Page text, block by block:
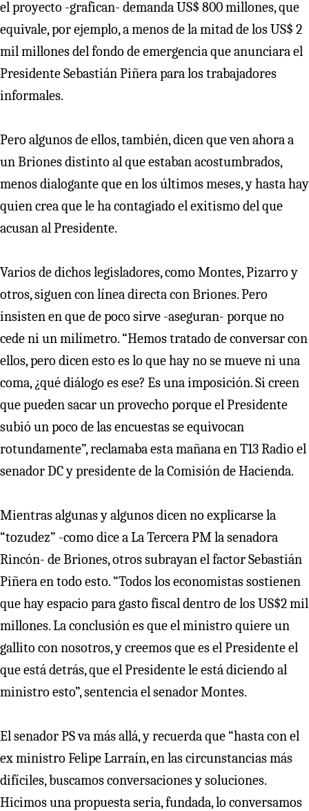
el proyecto -grafican- demanda US$ 800 millones, que
equivale, por ejemplo, a menos de la mitad de los US$ 2
mil millones del fondo de emergencia que anunciara el
Presidente Sebastián Piñera para los trabajadores
informales.
Pero algunos de ellos, también, dicen que ven ahora a
un Briones distinto al que estaban acostumbrados,
menos dialogante que en los últimos meses, y hasta hay
quien crea que le ha contagiado el exitismo del que
acusan al Presidente.
Varios de dichos legisladores, como Montes, Pizarro y
otros, siguen con línea directa con Briones. Pero
insisten en que de poco sirve -aseguran- porque no
cede ni un milímetro. “Hemos tratado de conversar con
ellos, pero dicen esto es lo que hay no se mueve ni una
coma, ¿qué diálogo es ese? Es una imposición. Si creen
que pueden sacar un provecho porque el Presidente
subió un poco de las encuestas se equivocan
rotundamente”, reclamaba esta mañana en T13 Radio el
senador DC y presidente de la Comisión de Hacienda.
Mientras algunas y algunos dicen no explicarse la
“tozudez” -como dice a La Tercera PM la senadora
Rincón- de Briones, otros subrayan el factor Sebastián
Piñera en todo esto. “Todos los economistas sostienen
que hay espacio para gasto fiscal dentro de los US$2 mil
millones. La conclusión es que el ministro quiere un
gallito con nosotros, y creemos que es el Presidente el
que está detrás, que el Presidente le está diciendo al
ministro esto”, sentencia el senador Montes.
El senador PS va más allá, y recuerda que “hasta con el
ex ministro Felipe Larraín, en las circunstancias más
difíciles, buscamos conversaciones y soluciones.
Hicimos una propuesta seria, fundada, lo conversamos